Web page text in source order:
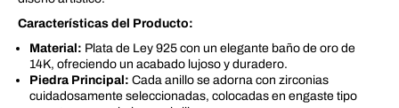
D
o
a
d
o
c
o
a
d
o
c
o
n
T
e
Características del Producto:
Material: Plata de Ley 925 con un elegante baño de oro de
14K, ofreciendo un acabado lujoso y duradero.
Piedra Principal: Cada anillo se adorna con zirconias
cuidadosamente seleccionadas, colocadas en engaste tipo